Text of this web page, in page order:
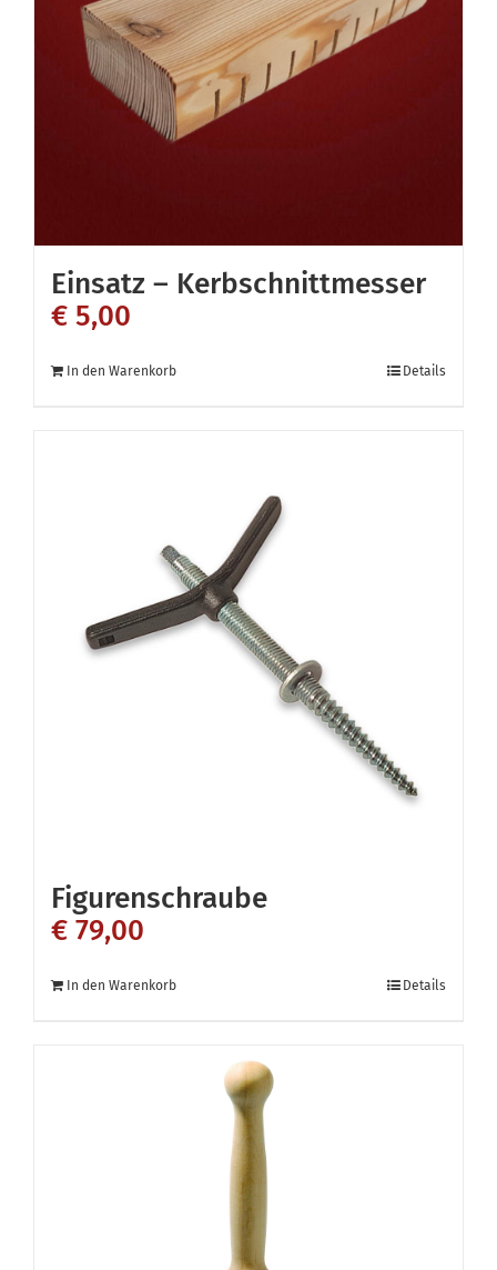
Einsatz – Kerbschnittmesser
€ 5,00
In den Warenkorb Details
Figurenschraube
€ 79,00
In den Warenkorb Details